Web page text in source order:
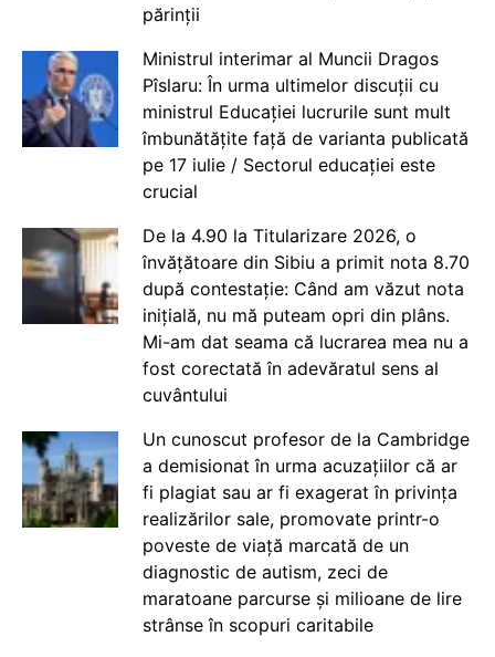
părinții
Ministrul interimar al Muncii Dragos
Pîslaru: În urma ultimelor discuții cu
ministrul Educației lucrurile sunt mult
îmbunătățite față de varianta publicată
pe 17 iulie / Sectorul educației este
crucial
De la 4.90 la Titularizare 2026, o
învățătoare din Sibiu a primit nota 8.70
după contestație: Când am văzut nota
inițială, nu mă puteam opri din plâns.
Mi-am dat seama că lucrarea mea nu a
fost corectată în adevăratul sens al
cuvântului
Un cunoscut profesor de la Cambridge
a demisionat în urma acuzațiilor că ar
fi plagiat sau ar fi exagerat în privința
realizărilor sale, promovate printr-o
poveste de viață marcată de un
diagnostic de autism, zeci de
maratoane parcurse și milioane de lire
strânse în scopuri caritabile